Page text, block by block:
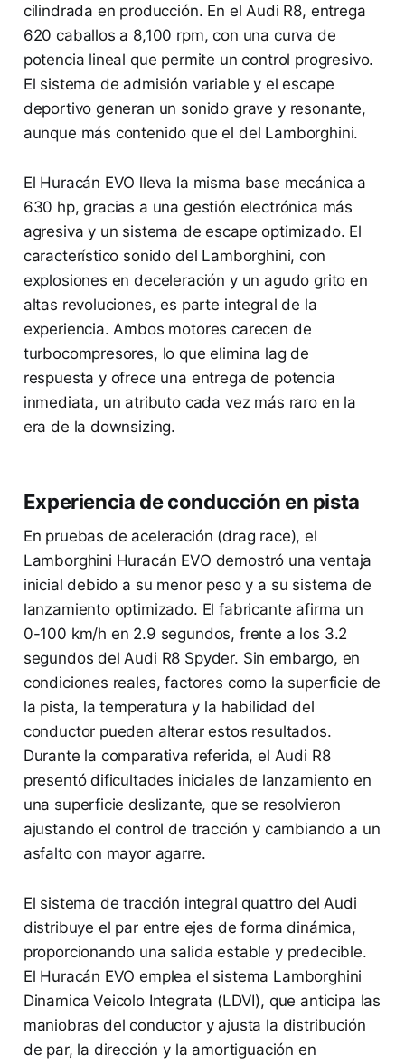
cilindrada en producción. En el Audi R8, entrega
620 caballos a 8,100 rpm, con una curva de
potencia lineal que permite un control progresivo.
El sistema de admisión variable y el escape
deportivo generan un sonido grave y resonante,
aunque más contenido que el del Lamborghini.
El Huracán EVO lleva la misma base mecánica a
630 hp, gracias a una gestión electrónica más
agresiva y un sistema de escape optimizado. El
característico sonido del Lamborghini, con
explosiones en deceleración y un agudo grito en
altas revoluciones, es parte integral de la
experiencia. Ambos motores carecen de
turbocompresores, lo que elimina lag de
respuesta y ofrece una entrega de potencia
inmediata, un atributo cada vez más raro en la
era de la downsizing.
Experiencia de conducción en pista
En pruebas de aceleración (drag race), el
Lamborghini Huracán EVO demostró una ventaja
inicial debido a su menor peso y a su sistema de
lanzamiento optimizado. El fabricante afirma un
0-100 km/h en 2.9 segundos, frente a los 3.2
segundos del Audi R8 Spyder. Sin embargo, en
condiciones reales, factores como la superficie de
la pista, la temperatura y la habilidad del
conductor pueden alterar estos resultados.
Durante la comparativa referida, el Audi R8
presentó dificultades iniciales de lanzamiento en
una superficie deslizante, que se resolvieron
ajustando el control de tracción y cambiando a un
asfalto con mayor agarre.
El sistema de tracción integral quattro del Audi
distribuye el par entre ejes de forma dinámica,
proporcionando una salida estable y predecible.
El Huracán EVO emplea el sistema Lamborghini
Dinamica Veicolo Integrata (LDVI), que anticipa las
maniobras del conductor y ajusta la distribución
de par, la dirección y la amortiguación en